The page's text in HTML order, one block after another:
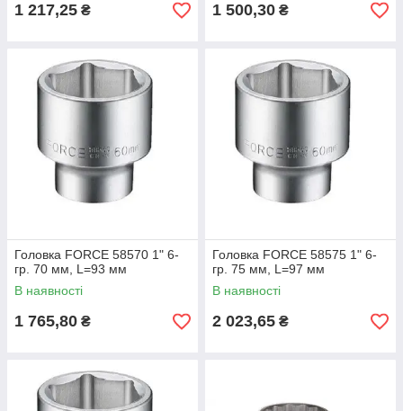
1 217,25 ₴ 1 500,30 ₴
Головка FORCE 58570 1" 6-
гр. 70 мм, L=93 мм
В наявності
1 765,80 ₴
Головка FORCE 58575 1" 6-
гр. 75 мм, L=97 мм
В наявності
2 023,65 ₴